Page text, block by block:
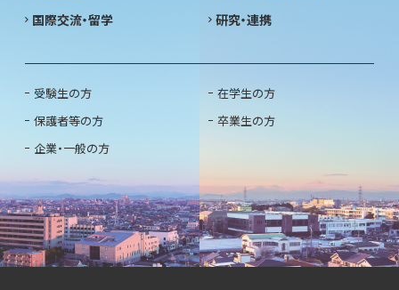
国際交流・留学
研究・連携
受験生の方
在学生の方
保護者等の方
卒業生の方
企業・一般の方